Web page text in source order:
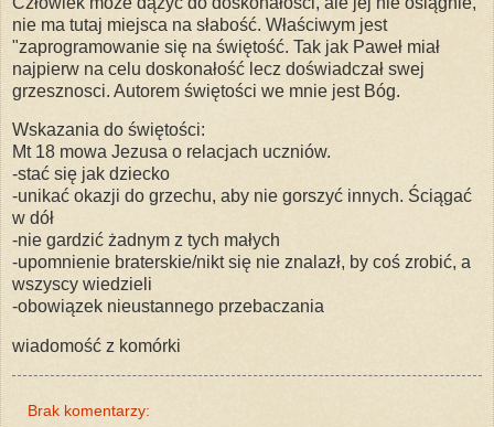
nie ma tutaj miejsca na słabość. Właściwym jest
"zaprogramowanie się na świętość. Tak jak Paweł miał
najpierw na celu doskonałość lecz doświadczał swej
grzesznosci. Autorem świętości we mnie jest Bóg.
Wskazania do świętości:
Mt 18 mowa Jezusa o relacjach uczniów.
-stać się jak dziecko
-unikać okazji do grzechu, aby nie gorszyć innych. Ściągać
w dół
-nie gardzić żadnym z tych małych
-upomnienie braterskie/nikt się nie znalazł, by coś zrobić, a
wszyscy wiedzieli
-obowiązek nieustannego przebaczania
wiadomość z komórki
Brak komentarzy: